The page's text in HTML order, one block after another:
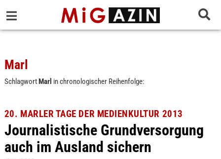
Marl
SchlagwortMarl in chronologischer Reihenfolge:
20. MARLER TAGE DER MEDIENKULTUR 2013
Journalistische Grundversorgung
auch im Ausland sichern